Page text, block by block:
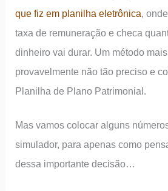
que fiz em planilha eletrônica,
taxa de remuneração e checa
dinheiro vai durar. Um método
provavelmente não tão preciso e
Planilha de Plano Patrimonial.
Mas vamos colocar alguns
simulador, para apenas como
dessa importante decisão…